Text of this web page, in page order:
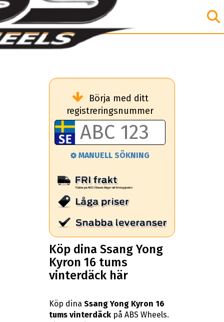
Börja med ditt
registreringsnummer
MANUELL SÖKNING
Köp dina Ssang Yong
Kyron 16 tums
vinterdäck här
Köp dina Ssang Yong Kyron 16
tums vinterdäckpå ABS Wheels.